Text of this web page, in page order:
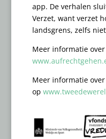
app. De verhalen
Verzet, want verzet
landsgrens, zelfs
Meer informatie
Meer informatie over
op